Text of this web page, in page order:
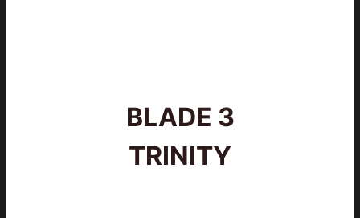
BLADE 3
TRINITY